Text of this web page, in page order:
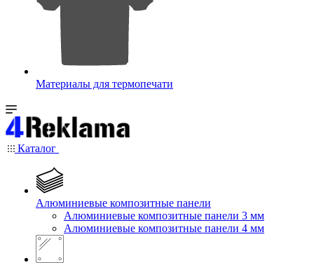
Материалы для термопечати
Каталог
Алюминиевые композитные панели
Алюминиевые композитные панели 3 мм
Алюминиевые композитные панели 4 мм